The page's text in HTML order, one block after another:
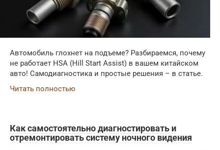
Автомобиль глохнет на подъеме? Разбираемся, почему
не работает HSA (Hill Start Assist) в вашем китайском
авто! Самодиагностика и простые решения – в статье.
Читать полностью
Как самостоятельно диагностировать и
отремонтировать систему ночного видения